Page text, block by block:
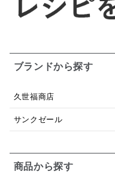
ブランドから探す
久世福商店
サンクゼール
商品から探す